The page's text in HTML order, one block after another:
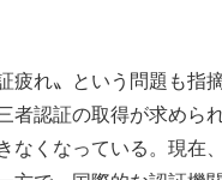
疲れ〟という問題も指
者認証の取得が求めら
なくなっている。現在